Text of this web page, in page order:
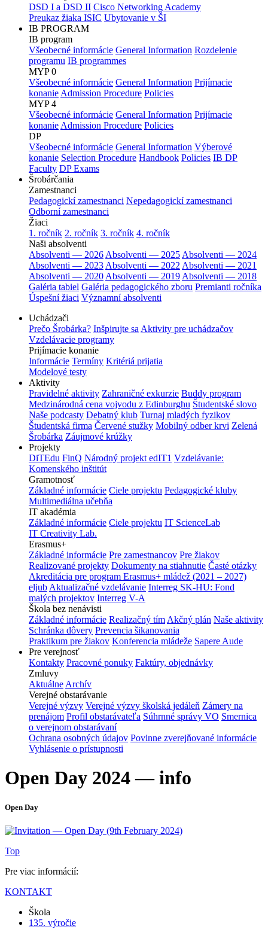
DSD I a DSD II Cisco Networking Academy
Preukaz žiaka ISIC Ubytovanie v ŠI
IB PROGRAM
IB program
Všeobecné informácie General Information Rozdelenie
programu IB programmes
MYP 0
Všeobecné informácie General Information Prijímacie
konanie Admission Procedure Policies
MYP 4
Všeobecné informácie General Information Prijímacie
konanie Admission Procedure Policies
DP
Všeobecné informácie General Information Výberové
konanie Selection Procedure Handbook Policies IB DP
Faculty DP Exams
Šrobárčania
Zamestnanci
Pedagogickí zamestnanci Nepedagogickí zamestnanci
Odborní zamestnanci
Žiaci
1. ročník 2. ročník 3. ročník 4. ročník
Naši absolventi
Absolventi — 2026 Absolventi — 2025 Absolventi — 2024
Absolventi — 2023 Absolventi — 2022 Absolventi — 2021
Absolventi — 2020 Absolventi — 2019 Absolventi — 2018
Galéria tabiel Galéria pedagogického zboru Premianti ročníka
Úspešní žiaci Významní absolventi
Uchádzači
Prečo Šrobárka? Inšpirujte sa Aktivity pre uchádzačov
Vzdelávacie programy
Prijímacie konanie
Informácie Termíny Kritériá prijatia
Modelové testy
Aktivity
Pravidelné aktivity Zahraničné exkurzie Buddy program
Medzinárodná cena vojvodu z Edinburghu Študentské slovo
Naše podcasty Debatný klub Turnaj mladých fyzikov
Študentská firma Červené stužky Mobilný odber krvi Zelená
Šrobárka Záujmové krúžky
Projekty
DiTEdu FinQ Národný projekt edIT1 Vzdelávanie:
Komenského inštitút
Gramotnosť
Základné informácie Ciele projektu Pedagogické kluby
Multimediálna učebňa
IT akadémia
Základné informácie Ciele projektu IT ScienceLab
IT Creativity Lab.
Erasmus+
Základné informácie Pre zamestnancov Pre žiakov
Realizované projekty Dokumenty na stiahnutie Časté otázky
Akreditácia pre program Erasmus+ mládež (2021 – 2027)
eljub Aktualizačné vzdelávanie Interreg SK-HU: Fond
malých projektov Interreg V-A
Škola bez nenávisti
Základné informácie Realizačný tím Akčný plán Naše aktivity
Schránka dôvery Prevencia šikanovania
Praktikum pre žiakov Konferencia mládeže Sapere Aude
Pre verejnosť
Kontakty Pracovné ponuky Faktúry, objednávky
Zmluvy
Aktuálne Archív
Verejné obstarávanie
Verejné výzvy Verejné výzvy školská jedáleň Zámery na
prenájom Profil obstarávateľa Súhrnné správy VO Smernica
o verejnom obstarávaní
Ochrana osobných údajov Povinne zverejňované informácie
Vyhlásenie o prístupnosti
Open Day 2024 — info
Open Day
Top
Pre viac informácií:
KONTAKT
Škola
135. výročie